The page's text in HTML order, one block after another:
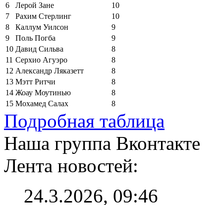
6
Лерой Зане
10
7
Рахим Стерлинг
10
8
Каллум Уилсон
9
9
Поль Погба
9
10 Давид Сильва
8
11 Серхио Агуэро
8
12 Александр Ляказетт
8
13 Мэтт Ритчи
8
14 Жоау Моутинью
8
15 Мохамед Салах 8
Подробная таблица
Наша группа Вконтакте
Лента новостей:
24.3.2026, 09:46